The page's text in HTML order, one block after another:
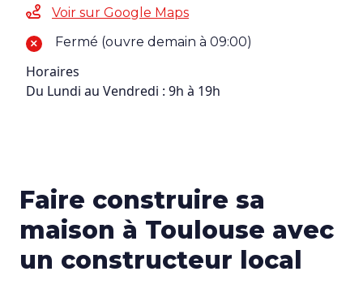
Faire construire sa
maison à Toulouse avec
un constructeur local
Voir sur Google Maps
Fermé (ouvre demain à 09:00)
Horaires
Du Lundi au Vendredi : 9h à 19h